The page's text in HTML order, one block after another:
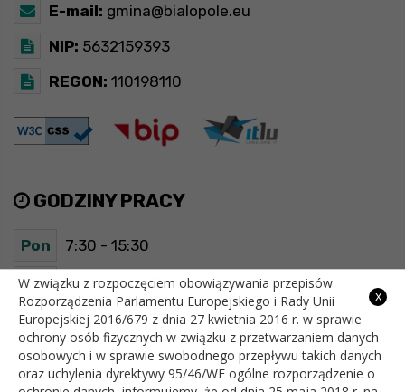
E-mail: gmina@bialopole.eu
NIP: 5632159393
REGON: 110198110
GODZINY PRACY
Pon 7:30 - 15:30
Wt 7:30 - 15:30
Śr 7:30 - 15:30
Czw 7:30 - 15:30
x
W związku z rozpoczęciem obowiązywania przepisów
Rozporządzenia Parlamentu Europejskiego i Rady Unii
Europejskiej 2016/679 z dnia 27 kwietnia 2016 r. w sprawie
ochrony osób fizycznych w związku z przetwarzaniem danych
osobowych i w sprawie swobodnego przepływu takich danych
oraz uchylenia dyrektywy 95/46/WE ogólne rozporządzenie o